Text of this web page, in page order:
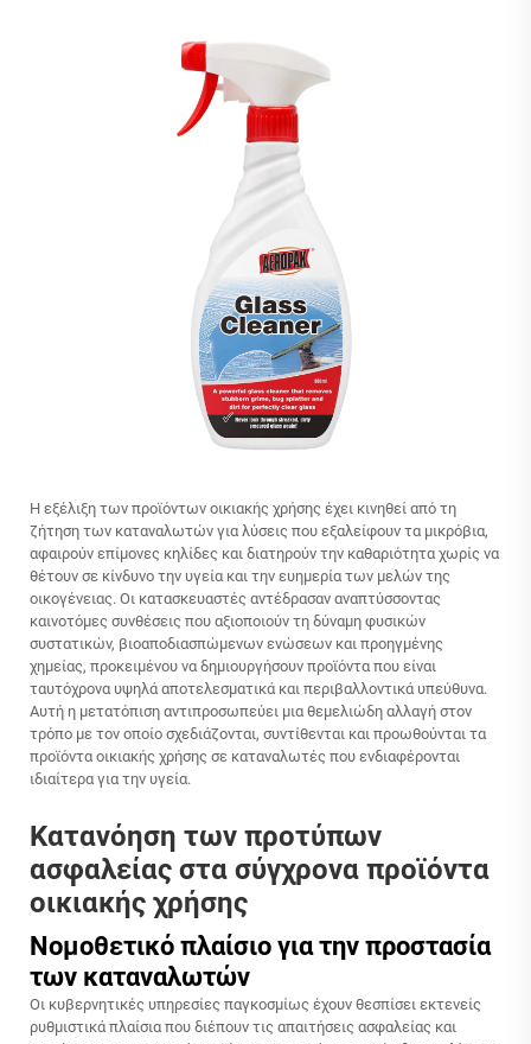
Η εξέλιξη των προϊόντων οικιακής χρήσης έχει κινηθεί από τη
ζήτηση των καταναλωτών για λύσεις που εξαλείφουν τα μικρόβια,
αφαιρούν επίμονες κηλίδες και διατηρούν την καθαριότητα χωρίς να
θέτουν σε κίνδυνο την υγεία και την ευημερία των μελών της
οικογένειας. Οι κατασκευαστές αντέδρασαν αναπτύσσοντας
καινοτόμες συνθέσεις που αξιοποιούν τη δύναμη φυσικών
συστατικών, βιοαποδιασπώμενων ενώσεων και προηγμένης
χημείας, προκειμένου να δημιουργήσουν προϊόντα που είναι
ταυτόχρονα υψηλά αποτελεσματικά και περιβαλλοντικά υπεύθυνα.
Αυτή η μετατόπιση αντιπροσωπεύει μια θεμελιώδη αλλαγή στον
τρόπο με τον οποίο σχεδιάζονται, συντίθενται και προωθούνται τα
προϊόντα οικιακής χρήσης σε καταναλωτές που ενδιαφέρονται
ιδιαίτερα για την υγεία.
Κατανόηση των προτύπων
ασφαλείας στα σύγχρονα προϊόντα
οικιακής χρήσης
Νομοθετικό πλαίσιο για την προστασία
των καταναλωτών
Οι κυβερνητικές υπηρεσίες παγκοσμίως έχουν θεσπίσει εκτενείς
ρυθμιστικά πλαίσια που διέπουν τις απαιτήσεις ασφαλείας και